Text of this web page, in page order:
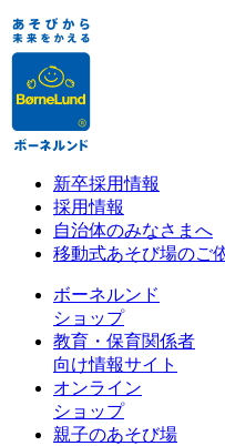
新卒採用情報
採用情報
自治体のみなさまへ
移動式あそび場のご
ボーネルンド
ショップ
教育・保育関係者
向け情報サイト
オンライン
ショップ
親子のあそび場